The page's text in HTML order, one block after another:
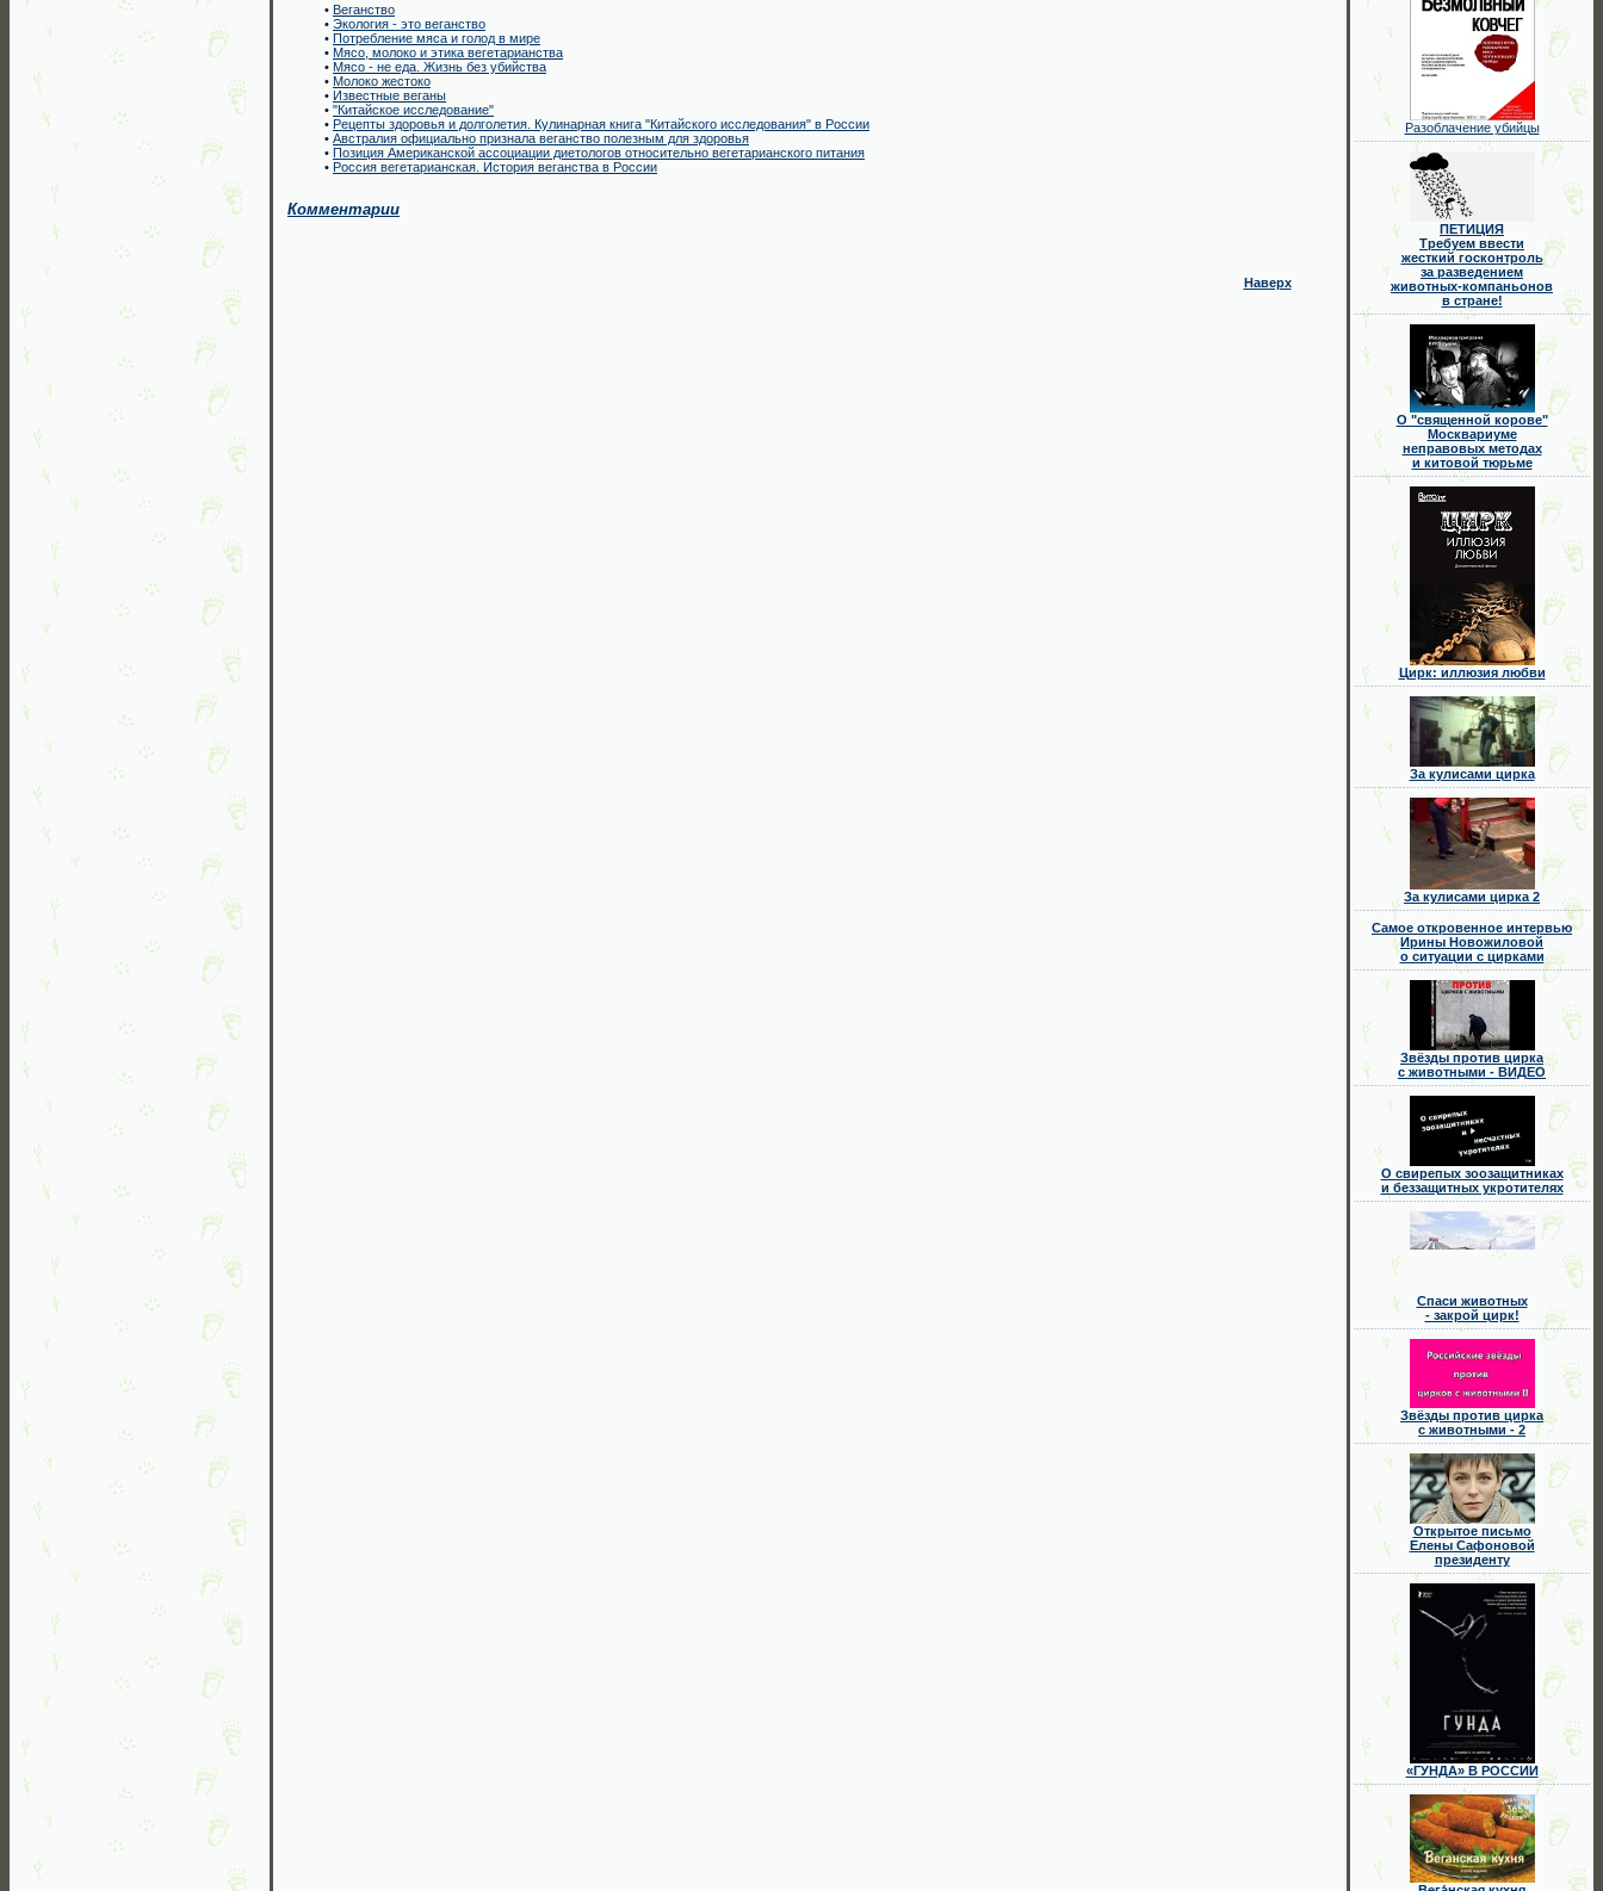
• Веганство
• Экология - это веганство
• Потребление мяса и голод в мире
• Мясо, молоко и этика вегетарианства
• Мясо - не еда. Жизнь без убийства
• Молоко жестоко
• Известные веганы
• "Китайское исследование"
• Рецепты здоровья и долголетия. Кулинарная книга "Китайского исследования" в России
• Австралия официально признала веганство полезным для здоровья
• Позиция Американской ассоциации диетологов относительно вегетарианского питания
• Россия вегетарианская. История веганства в России
Комментарии
Наверх
Разоблачение убийцы
ПЕТИЦИЯ
Требуем ввести
жесткий госконтроль
за разведением
животных-компаньонов
в стране!
О "священной корове"
Москвариуме
неправовых методах
и китовой тюрьме
Цирк: иллюзия любви
За кулисами цирка
За кулисами цирка 2
Самое откровенное интервью
Ирины Новожиловой
о ситуации с цирками
Звёзды против цирка
с животными - ВИДЕО
О свирепых зоозащитниках
и беззащитных укротителях
Спаси животных
- закрой цирк!
Звёзды против цирка
с животными - 2
Открытое письмо
Елены Сафоновой
президенту
«ГУНДА» В РОССИИ